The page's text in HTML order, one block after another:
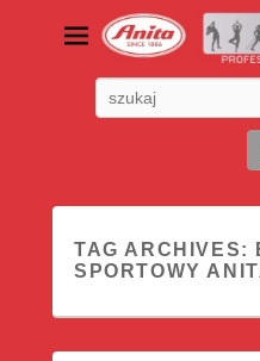
Dlaczego
TAG ARCHIVES:
SPORTOWY